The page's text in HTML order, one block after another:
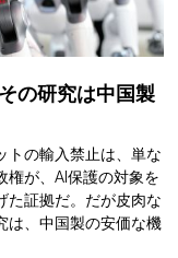
の研究は中国製
トの輸入禁止は、単な
権が、AI保護の対象を
た証拠だ。だが皮肉な
は、中国製の安価な機